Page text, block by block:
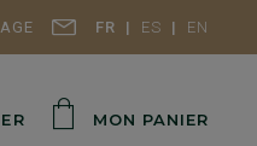
FR ES EN
MON PANIER